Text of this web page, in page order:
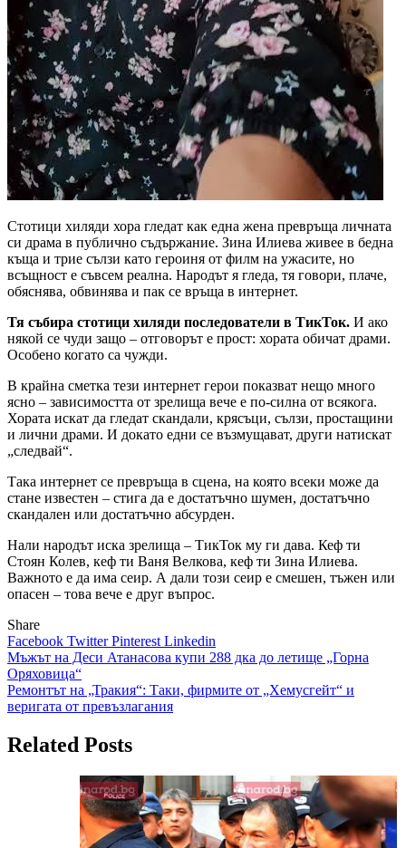
Стотици хиляди хора гледат как една жена превръща личната
си драма в публично съдържание. Зина Илиева живее в бедна
къща и трие сълзи като героиня от филм на ужасите, но
всъщност е съвсем реална. Народът я гледа, тя говори, плаче,
обяснява, обвинява и пак се връща в интернет.
Тя събира стотици хиляди последователи в ТикТок. И ако
някой се чуди защо – отговорът е прост: хората обичат драми.
Особено когато са чужди.
В крайна сметка тези интернет герои показват нещо много
ясно – зависимостта от зрелища вече е по-силна от всякога.
Хората искат да гледат скандали, крясъци, сълзи, простащини
и лични драми. И докато едни се възмущават, други натискат
„следвай“.
Така интернет се превръща в сцена, на която всеки може да
стане известен – стига да е достатъчно шумен, достатъчно
скандален или достатъчно абсурден.
Нали народът иска зрелища – ТикТок му ги дава. Кеф ти
Стоян Колев, кеф ти Ваня Велкова, кеф ти Зина Илиева.
Важното е да има сеир. А дали този сеир е смешен, тъжен или
опасен – това вече е друг въпрос.
Share
Facebook TwitterPinterest Linkedin
Навигация
Мъжът на Деси Атанасова купи 288 дка до летище „Горна
Оряховица“
Ремонтът на „Тракия“: Таки, фирмите от „Хемусгейт“ и
веригата от превъзлагания
Related Posts